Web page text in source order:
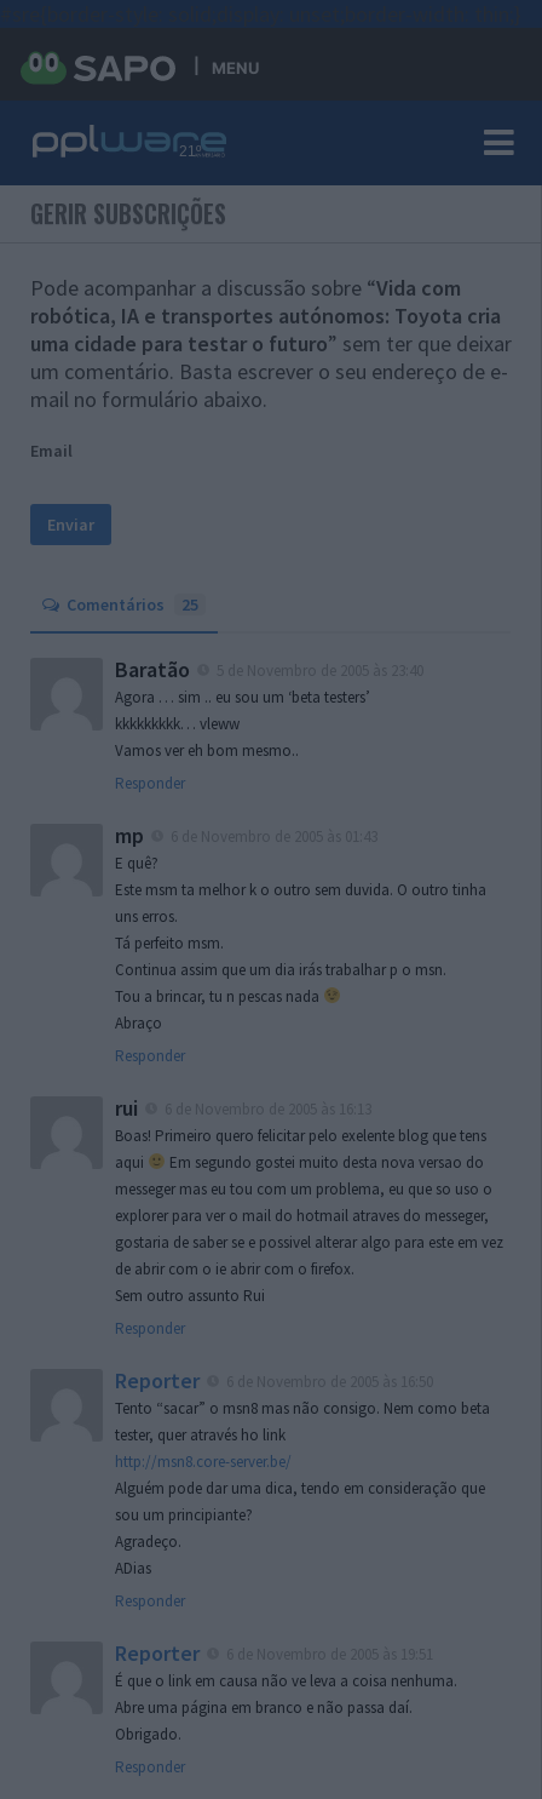
MENU
GERIR SUBSCRIÇÕES
Pode acompanhar a discussão sobre “Vida com
robótica, IA e transportes autónomos: Toyota cria
uma cidade para testar o futuro” sem ter que deixar
um comentário. Basta escrever o seu endereço de e-
mail no formulário abaixo.
Email
Comentários 25
Baratão
Agora … sim .. eu sou um ‘beta testers’
kkkkkkkkk… vleww
Vamos ver eh bom mesmo..
Responder
mp
E quê?
Este msm ta melhor k o outro sem duvida. O outro tinha
uns erros.
Tá perfeito msm.
Continua assim que um dia irás trabalhar p o msn.
Tou a brincar, tu n pescas nada
Abraço
Responder
rui
Boas! Primeiro quero felicitar pelo exelente blog que tens
aqui
Em segundo gostei muito desta nova versao do
messeger mas eu tou com um problema, eu que so uso o
explorer para ver o mail do hotmail atraves do messeger,
gostaria de saber se e possivel alterar algo para este em vez
de abrir com o ie abrir com o firefox.
Sem outro assunto Rui
Responder
Reporter
Tento “sacar” o msn8 mas não consigo. Nem como beta
tester, quer através ho link
http://msn8.core-server.be/
Alguém pode dar uma dica, tendo em consideração que
sou um principiante?
Agradeço.
ADias
Responder
Reporter
É que o link em causa não ve leva a coisa nenhuma.
Abre uma página em branco e não passa daí.
Obrigado.
Responder